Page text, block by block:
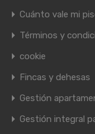
Cuánto vale mi
Términos y
cookie
Fincas y dehesas
Gestión
Gestión integral